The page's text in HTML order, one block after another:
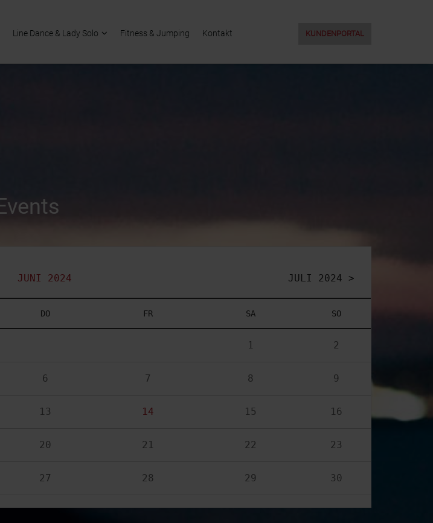
Line Dance & Lady Solo Fitness & Jumping Kontakt KUNDENPORTAL
JUNI 2024 JULI 2024 >
DO FR SA SO
1 2
6 7 8 9
13 14 15 16
20 21 22 23
27 28 29 30